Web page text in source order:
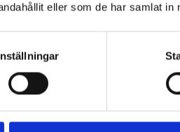
eller som de har samlat in
customers also